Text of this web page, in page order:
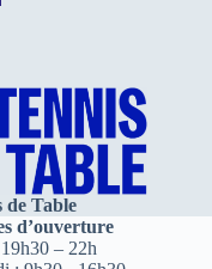
de Table
d’ouverture
– 22h